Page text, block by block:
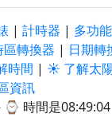
| 計時器 | 多功
區轉換器 | 日期轉
時間 | ☀️ 了解太
資訊
⌚ 時間是08:49:05